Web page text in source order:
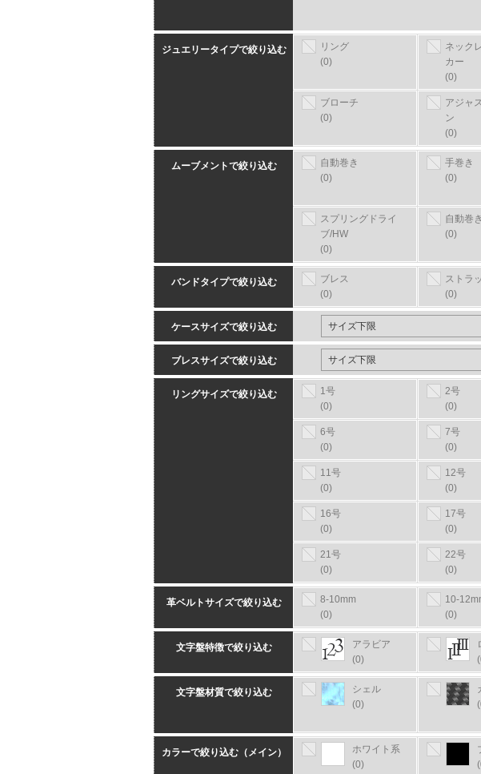
ジュエリータイプで絞り込む
リング
(0)
ネック
カー
(0)
ブローチ
(0)
アジャ
ン
(0)
ムーブメントで絞り込む
自動巻き
(0)
手巻き
(0)
スプリングドライ
ブ/HW
(0)
自動巻
(0)
バンドタイプで絞り込む
ブレス
(0)
ストラ
(0)
ケースサイズで絞り込む
ブレスサイズで絞り込む
リングサイズで絞り込む
1号
(0)
2号
(0)
6号
(0)
7号
(0)
11号
(0)
12号
(0)
16号
(0)
17号
(0)
21号
(0)
22号
(0)
革ベルトサイズで絞り込む
8-10mm
(0)
10-
(0)
文字盤特徴で絞り込む
アラビア
(0)
文字盤材質で絞り込む
シェル
(0)
カラーで絞り込む（メイン）
ホワイト系
(0)